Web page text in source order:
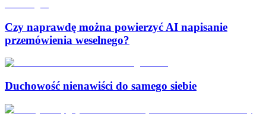
Czy naprawdę można powierzyć AI napisanie
przemówienia weselnego?
Duchowość nienawiści do samego siebie